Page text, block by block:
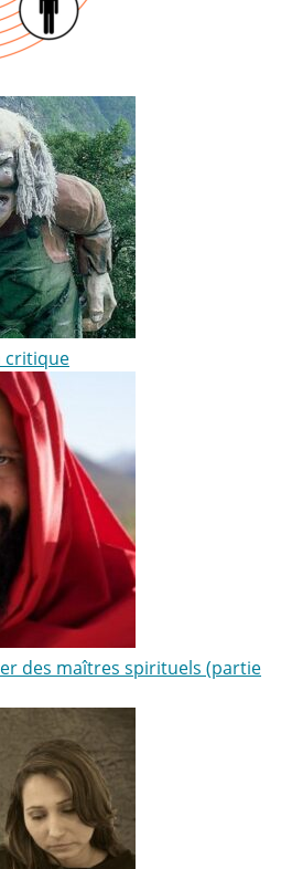
critique
des maîtres spirituels (partie